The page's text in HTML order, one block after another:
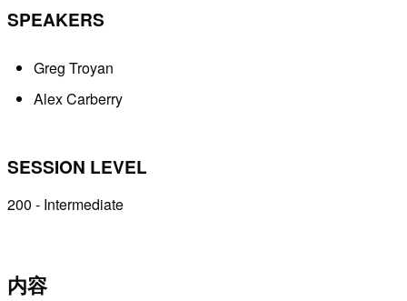
SPEAKERS
Greg Troyan
Alex Carberry
SESSION LEVEL
200 - Intermediate
内容